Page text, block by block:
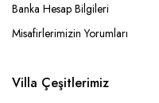
Banka Hesap Bilgileri
Misafirlerimizin Yorumları
Villa Çeşitlerimiz